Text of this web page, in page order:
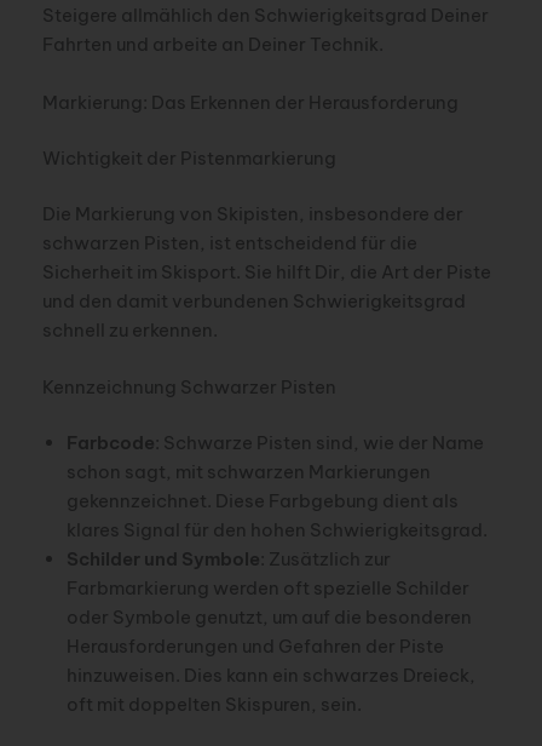
Steigere allmählich den Schwierigkeitsgrad Deiner
Fahrten und arbeite an Deiner Technik.
Markierung: Das Erkennen der Herausforderung
Wichtigkeit der Pistenmarkierung
Die Markierung von Skipisten, insbesondere der
schwarzen Pisten, ist entscheidend für die
Sicherheit im Skisport. Sie hilft Dir, die Art der Piste
und den damit verbundenen Schwierigkeitsgrad
schnell zu erkennen.
Kennzeichnung Schwarzer Pisten
Farbcode : Schwarze Pisten sind, wie der Name
schon sagt, mit schwarzen Markierungen
gekennzeichnet. Diese Farbgebung dient als
klares Signal für den hohen Schwierigkeitsgrad.
Schilder und Symbole : Zusätzlich zur
Farbmarkierung werden oft spezielle Schilder
oder Symbole genutzt, um auf die besonderen
Herausforderungen und Gefahren der Piste
hinzuweisen. Dies kann ein schwarzes Dreieck,
oft mit doppelten Skispuren, sein.